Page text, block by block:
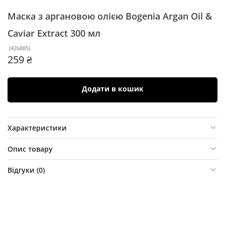
Маска з аргановою олією Bogenia Argan Oil &
Caviar Extract 300 мл
(426885)
259 ₴
Додати в кошик
Характеристики
Опис товару
Відгуки (0)